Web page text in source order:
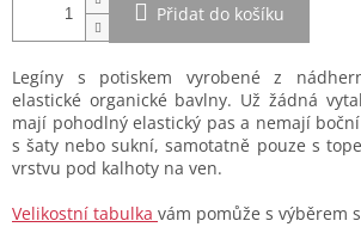
Přidat do košíku
Legíny s potiskem vyrobené z
elastické organické bavlny. Už žádná
mají pohodlný elastický pas a nemají
s šaty nebo sukní, samotatně pouze s
vrstvu pod kalhoty na ven.
Velikostní tabulka vám pomůže s výběrem